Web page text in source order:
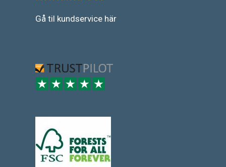
Gå til kundservice här